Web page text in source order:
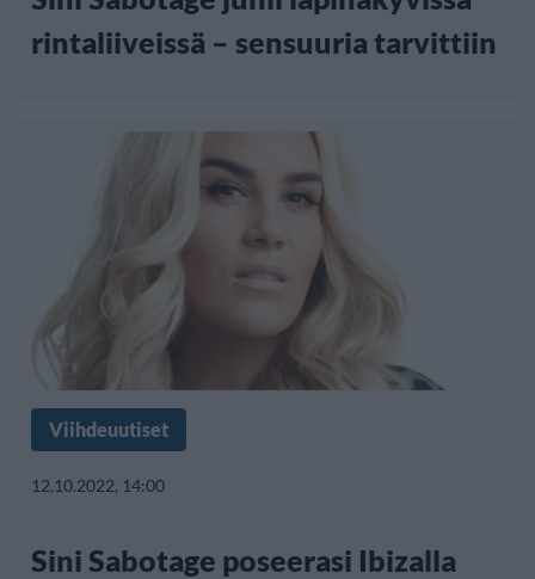
rintaliiveissä – sensuuria tarvittiin
Viihdeuutiset
12.10.2022, 14:00
Sini Sabotage poseerasi Ibizalla